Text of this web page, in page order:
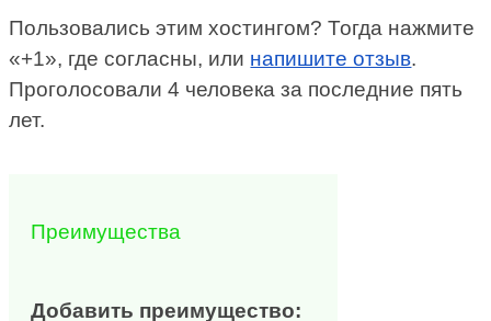
Пользовались этим хостингом? Тогда нажмите
«+1», где согласны, или напишите отзыв.
Проголосовали 4 человека за последние пять
лет.
Преимущества
Добавить преимущество: